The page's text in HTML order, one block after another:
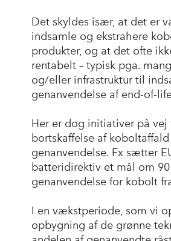
Det skyldes især, at det er
indsamle og ekstrahere
produkter, og at det ofte
rentabelt – typisk pga.
og/eller infrastruktur til
genanvendelse af end-of-
Her er dog initiativer på
bortskaffelse af
genanvendelse. Fx sætter
batteridirektiv et mål om
genanvendelse for kobolt
I en vækstperiode, som vi
opbygning af de grønne